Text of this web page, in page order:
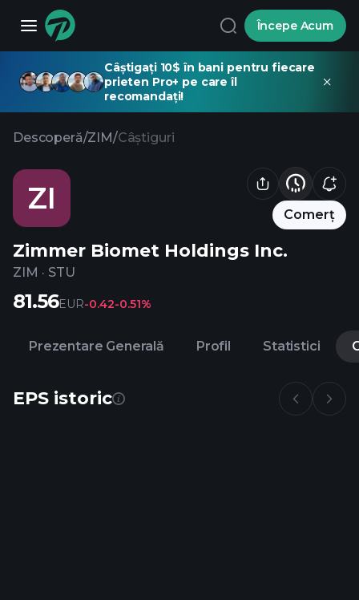
Începe Acum
Câștigați 10$ în bani pentru fiecare
prieten Pro+ pe care îl
recomandați!
Descoperă/ZIM/Câștiguri
ZI Comerț
Zimmer Biomet Holdings Inc.
ZIM · STU
81.56EUR-0.42-0.51%
Prezentare Generală Profil Statistici
EPS istoric